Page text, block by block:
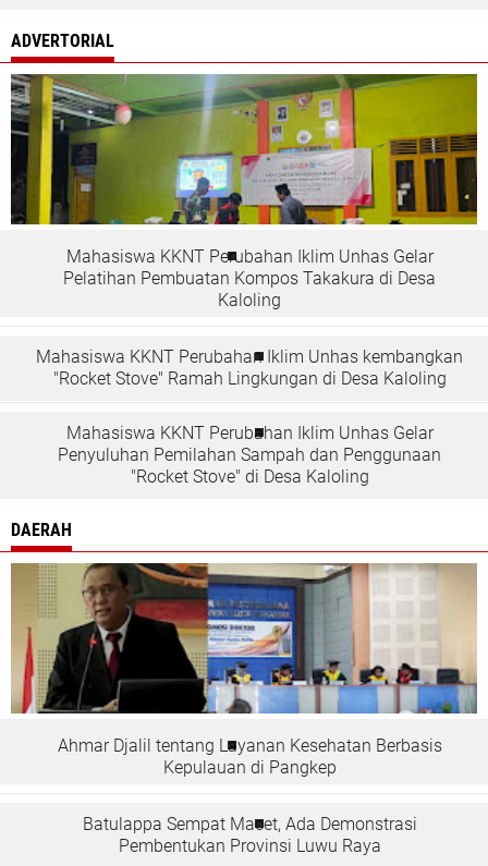
ADVERTORIAL
Mahasiswa KKNT Perubahan Iklim Unhas Gelar
Pelatihan Pembuatan Kompos Takakura di Desa
Kaloling
Mahasiswa KKNT Perubahan Iklim Unhas kembangkan
"Rocket Stove" Ramah Lingkungan di Desa Kaloling
Mahasiswa KKNT Perubahan Iklim Unhas Gelar
Penyuluhan Pemilahan Sampah dan Penggunaan
"Rocket Stove" di Desa Kaloling
DAERAH
Ahmar Djalil tentang Layanan Kesehatan Berbasis
Kepulauan di Pangkep
Batulappa Sempat Macet, Ada Demonstrasi
Pembentukan Provinsi Luwu Raya